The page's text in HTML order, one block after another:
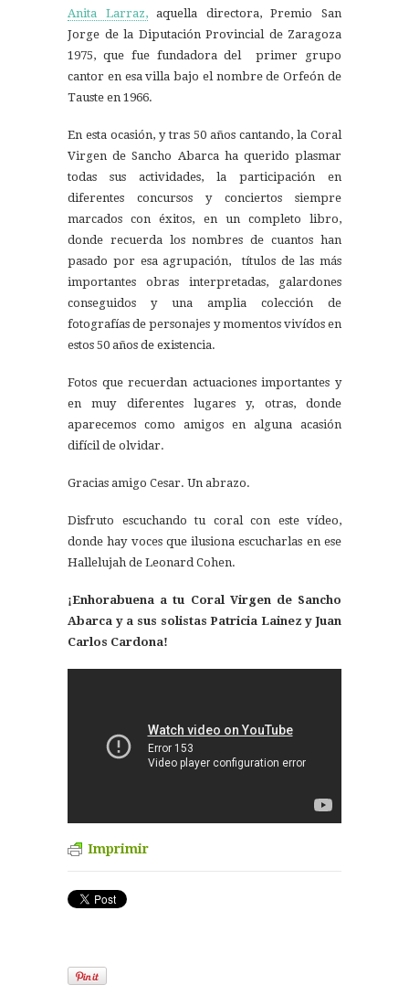
Anita Larraz,aquella directora, Premio San
Jorge de la Diputación Provincial de Zaragoza
1975, que fue fundadora del primer grupo
cantor en esa villa bajo el nombre de Orfeón de
Tauste en 1966.
En esta ocasión, y tras 50 años cantando, la Coral
Virgen de Sancho Abarca ha querido plasmar
todas sus actividades, la participación en
diferentes concursos y conciertos siempre
marcados con éxitos, en un completo libro,
donde recuerda los nombres de cuantos han
pasado por esa agrupación, títulos de las más
importantes obras interpretadas, galardones
conseguidos y una amplia colección de
fotografías de personajes y momentos vivídos en
estos 50 años de existencia.
Fotos que recuerdan actuaciones importantes y
en muy diferentes lugares y, otras, donde
aparecemos como amigos en alguna acasión
difícil de olvidar.
Gracias amigo Cesar. Un abrazo.
Disfruto escuchando tu coral con este vídeo,
donde hay voces que ilusiona escucharlas en ese
Hallelujah de Leonard Cohen.
¡Enhorabuena a tu Coral Virgen de Sancho
Abarca y a sus solistas Patricia Lainez y Juan
Carlos Cardona!
Imprimir